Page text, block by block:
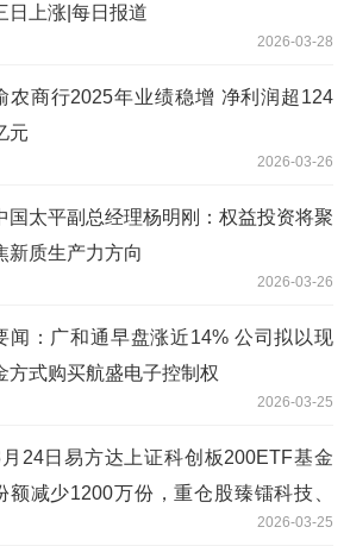
日上涨|每日报道
2026-03-28
农商行2025年业绩稳增 净利润超124
元
2026-03-26
国太平副总经理杨明刚：权益投资将聚
新质生产力方向
2026-03-26
闻：广和通早盘涨近14% 公司拟以现
方式购买航盛电子控制权
2026-03-25
24日易方达上证科创板200ETF基金
额减少1200万份，重仓股臻镭科技、
2026-03-25